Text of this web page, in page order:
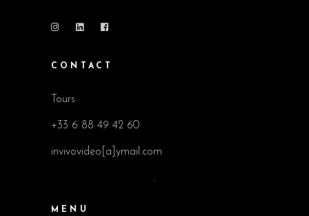
CONTACT
Tours
+33 6 88 49 42 60
invivovideo[a]ymail.com
MENU